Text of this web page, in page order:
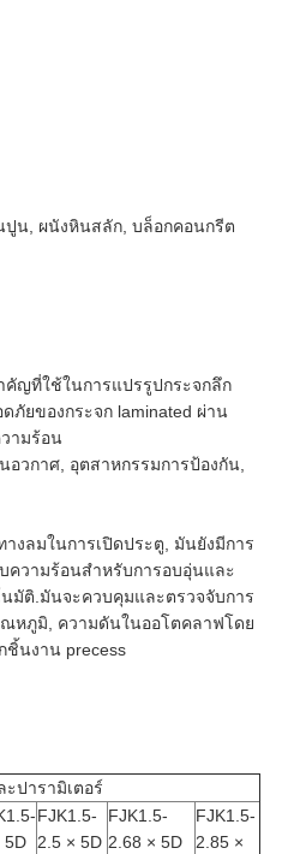
น, ผนังหินสลัก, บล็อกคอนกรีต
ญที่ใช้ในการแปรรูปกระจกลึก
ภัยของกระจก laminated ผ่าน
ามร้อน
วกาศ, อุตสาหกรรมการป้องกัน,
งลมในการเปิดประตู, มันยังมีการ
ความร้อนสําหรับการอบอุ่นและ
มัติ.มันจะควบคุมและตรวจจับการ
หภูมิ, ความดันในออโตคลาฟโดย
ชิ้นงาน precess
ะปารามิเตอร์
5D
FJK1.5-
2.5 × 5D
FJK1.5-
2.68 × 5D
FJK1.5-
2.85 ×